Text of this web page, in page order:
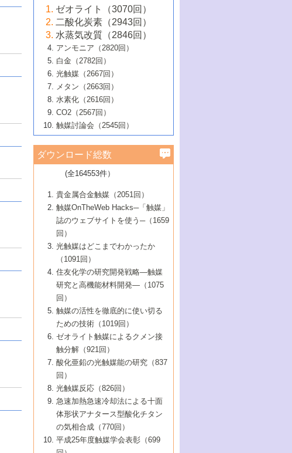
大学：オンライン・対面開催）
6号 メタン転換技術の最新動向
B号 第125回触媒討論会（2020年・工学
院大学）
5号 固体触媒による含窒素有機化合物変
換の最前線
6号 貴金属使用量低減に向けた自動車排
ガス浄化触媒の開発
B号 第123回触媒討論会（2019年・大阪
B号 第121回触媒討論会（2018年・東京
大学）
5号 水素のふるまいを解き明かす最先端
研究
6号 低級アルカンの有効利用のための触
媒技術
B号 第119回触媒討論会（2017年・首都
大学東京）
媒技術
3号 触媒研究の最先端～とびたて若き研究
者たち～（1）
4号 触媒研究の最先端～とびたて若き研究
者たち～（2）
5号 触媒研究の最先端～とびたて若き研究
者たち～（3）
6号 イオニクス材料と燃料電池・電解合成
の最新の研究動向
B号 第117回触媒討論会（2016年・大阪府
立大学）
2号 石油精製用触媒の最近の進展
3号 固体酸化物形燃料電池（SOFC）におけ
るアノード触媒上での燃料直接改質技術
4号 コアシェル構造の制御による触媒機能
5号 工業触媒およびその周辺技術の最近の
進歩
6号 ナノシート
B号 第115回触媒討論会（2015年・成蹊大
2号 光触媒反応機構に関する最新の研究動
向
開発動向
4号 人工光合成に向けた近年のアプローチ
5号 未利用熱エネルギーの有効活用に貢献
する触媒技術
6号 ポリオキソメタレート
B号 第113回触媒討論会（2014年・ロワジ
ールホテル豊橋）
1号 高耐久性燃料電池システム用触媒にお
ける新展開
2号 リビングラジカル重合の最近の動向
3号 天然ガスの化学工業的展開に関する触
媒技術
4号 貴金属触媒の精密構造制御とその活用
5号 バイオマス化成品製造のための固体触
6号 ナノ空間─吸着状態解析から新機能開拓
B号 第111回触媒討論会（2013年・関西大
▼54巻（2012年）
1号 規則性多孔体の利用技術における最近
の進歩
2号 第109回触媒討論会
3号 貴金属低減技術の最新動向
4号 貴金属代替技術の最新動向
5号 光触媒による物質変換反応の新展開
6号 グラフェン
7号 水素を利用する化成品合成の新潮流
▼53巻（2011年）
1号 金属学から見る合金触媒の新展開
2号 第107回触媒討論会
3号 触媒のその場観察法の進歩（１）
4号 触媒のその場観察法の進歩（２）
5号 不活性結合の触媒的活性化による有機
合成
6号 新しい固体酸触媒技術
7号 ゼオライト合成における最近の進歩
▼52巻（2010年）
1号 触媒の劣化対策と長寿命触媒開発
2号 第105回触媒討論会
3号 ナノ構造が拓く新機能
4号 活性サイトおよびその環境の精密な設
計による触媒の高機能化
5号 触媒を有効に使うための技術
7号 有機分子触媒による精密有機合成
8号 高機能化ポリオレフィンに向けた重合
触媒の最近の進展
1号 炭素材料－熱い注目を集める材料－
2号 第103回触媒討論会
3号 環境浄化用光触媒の現状と課題
4号 水素社会の実現に向けた水素製造・貯
蔵技術の進歩
5号 CO2が関わる触媒・材料
7号 持続可能社会実現のための触媒および
触媒関連技術
▼50巻（2008年）
1号 触媒化学と学会のこの10年，半世紀，
そして未来
2号 第101回触媒討論会
4号 錯体を利用したユニークな表面構造の
構築と機能
5号 若手会員による触媒研究の未来展望1：
企業編
6号 第102回触媒討論会
7号 触媒・化学反応における計算化学の進
8号 若手研究者による触媒研究の未来展望
2：大学・研究所編
▼49巻（2007年）
1号 含フッ素化合物の合成と触媒
2号 第99回触媒討論会
3号 実用的ファインケミカル合成プロセス
を実現する触媒
5号 こんな物質，あんな物質―新たな触媒
の可能性―
7号 『結晶の化学』を活かした触媒研究
8号 イオン液体の応用
▼48巻（2006年）
1号 固体酸触媒の最近の進歩
2号 第97回触媒討論会
3号 リビング重合触媒の最近の展開
5号 水素製造・貯蔵のための触媒技術の新
しい展開
6号 第98回触媒討論会
7号 基礎化学品製造の触媒技術
8号 多機能型リアクター
1号 最近の触媒担体とその効果
2号 第95回触媒討論会
4号 水分解用光触媒材料
5号 時間分解分光の進歩と応用
6号 第96回触媒討論会
8号 超臨界流体を用いた化学プロセスの新
▼46巻（2004年）
1号 部分酸化反応触媒の最前線
2号 第93回触媒討論会
3号 特殊エネルギー場の触媒反応
4号 生体内における金属の触媒作用
5号 ファインケミカルズの展開に寄与する
6号 第94回触媒討論会
7号 サブナノレベルでみた新しい表面現象
8号 オレフィン重合触媒の新たな展
▼45巻（2003年）
1号 なぜこの触媒が良いのか？
2号 第91回触媒討論会
3号 最近の自動車排ガス処理技術
4号 触媒研究の現状と将来─第90回触媒討論
5号 基礎化学品製造の触媒技術
6号 第92回触媒討論会
7号 基礎化学品製造の触媒技術
8号 資源の循環と触媒技術
▼44巻（2002年）
1号 高次制御された触媒の化学
2号 第89回触媒討論会
3号 触媒を利用した電気化学の新展開
4号 ナノ材料の調製と機能化
5号 こんな触媒が欲しい
6号 第90回触媒討論会
7号 触媒研究と学術雑誌/情報
8号 若い世代からみた触媒化学の現状と未
▼43巻（2001年）
1号 グリーンケミストリーと触媒
2号 第87回触媒討論会特集号
3号 生体触媒とバイオプロセス
4号 水素製造・利用の触媒化学
5号 触媒研究における新しい切り口：コン
ビナトリアルケミストリー
6号 第88回触媒討論会特集号
7号 企業における触媒研究のブレークスル
8号 この材料を触媒として使ってみません
▼42巻（2000年）
1号 触媒反応工学の明日を拓く
2号 第85回触媒討論会
3号 反応ダイナミクス
5号 触媒のおもしろさをどのように伝える
6号 第86回触媒討論会
7号 水素化精製触媒の新しい展開
8号 新しい反応性と機能性を目指した金属
クラスタ-化学
▼41巻（1999年）
1号 孔、穴、あな?-特異な空間とその利用-
2号 第83回触媒討論会
3号 均一系触媒反応最前線
4号 実用炭素材料の新展開
5号 研究の方法論を考える
7号 機能性金属材料と触媒
8号 触媒研究へのNMRの応用と展望
▼40巻（1998年）
進展と21世紀への提言/創立40周年記念・触
媒学会この10年の歩みとこれから/創立40周
2号 第81回触媒討論会
3号 計算機触媒化学へのさそい
4号 触媒劣化の制御と予測
5号 最新の実用プロセスと触媒
6号 第82回触媒討論会
7号 ナノ構造体の化学
8号 あの反応は今
1号 均一系と不均一系触媒反応-その特徴と
接点
2号 第79回触媒討論会
3号 最新NO除去触媒の実用化研究
4号 新しい反応場を目指した触媒調製
5号 反応・分離技術の新しい展開
6号 第80回触媒討論会
8号 AFMでみる世界
▼38巻（1996年）
1号 触媒の構造と触媒作用/C1化学を中心と
する21世紀への触媒
3号 オリンピックメダル:金・銀・銅はどん
な触媒作用を示すか
4号 触媒作用における機能の複合化
5号 未来を拓け！若手研究者
6号 第78回触媒討論会
7号 ダイナミックな領域への触媒研究の展
開/C1化学を中心とする21世紀への触媒
▼37巻（1995年）
1号 ファインケミカルズと固体触媒
2号 第75回触媒討論会
3号 希土類を利用した触媒
4号 触媒とリサイクル
5号 エネルギー変換触媒
6号 第76回触媒討論会
7号 表面吸着相の新しい展開
8号 マイクロポーラス・クリスタル触媒の
▼36巻（1994年）
1号 電気化学と触媒
2号 第73回触媒討論会
3号 C4化学の展開
4号 《通常号》
5号 《通常号》
6号 第74回触媒討論会
▼35巻（1993年）
1号 工業触媒開発マニュアル―探索から工
業化まで
2号 第71回触媒討論会
3号 研究開発のうらおもて―着想と展開
4号 触媒劣化と寿命の予測
5号 環境に優しい触媒
▼34巻（1992年）
1号 インパクトを与えたこの研究
2号 第69回触媒討論会
3号 ケミカルズ合成触媒―新しい展開と応
▼33巻（1991年）
1号 触媒プロセス開発マニュアル―探索か
ら工業化まで，知っておきたいこと PartII
2号 第67回触媒討論会
▼32巻（1990年）
1号 21世紀に向けて触媒研究の飛躍をめざ
す―触媒化学の裾野を広げよう
2号 第65回触媒討論会
▼31巻（1989年）
1号 情報科学と反応設計・材料設計
▼30巻（1988年）
ゼオライト（3070回）
二酸化炭素（2943回）
水蒸気改質（2846回）
アンモニア（2820回）
白金（2782回）
光触媒（2667回）
メタン（2663回）
水素化（2616回）
CO2（2567回）
触媒討論会（2545回）
ダウンロード総数
(全164553件）
貴金属合金触媒（2051回）
触媒OnTheWeb Hacks─「触媒」
誌のウェブサイトを使う─（1659
回）
光触媒はどこまでわかったか
（1091回）
住友化学の研究開発戦略―触媒
研究と高機能材料開発―（1075
回）
触媒の活性を徹底的に使い切る
ための技術（1019回）
ゼオライト触媒によるクメン接
触分解（921回）
酸化亜鉛の光触媒能の研究（837
回）
光触媒反応（826回）
急速加熱急速冷却法による十面
体形状アナタース型酸化チタン
の気相合成（770回）
平成25年度触媒学会表彰（699